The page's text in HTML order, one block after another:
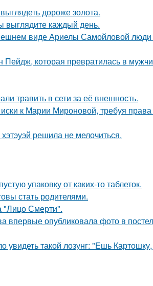
дороже золота.
выглядите каждый день.
виде Ариелы Самойловой
которая превратилась в
травить в сети за её внешность.
к Марии Мироновой, требуя
решила не мелочиться.
упаковку от каких-то таблеток.
стать родителями.
"Лицо Смерти".
впервые опубликовала фото в
увидеть такой лозунг: "Ешь